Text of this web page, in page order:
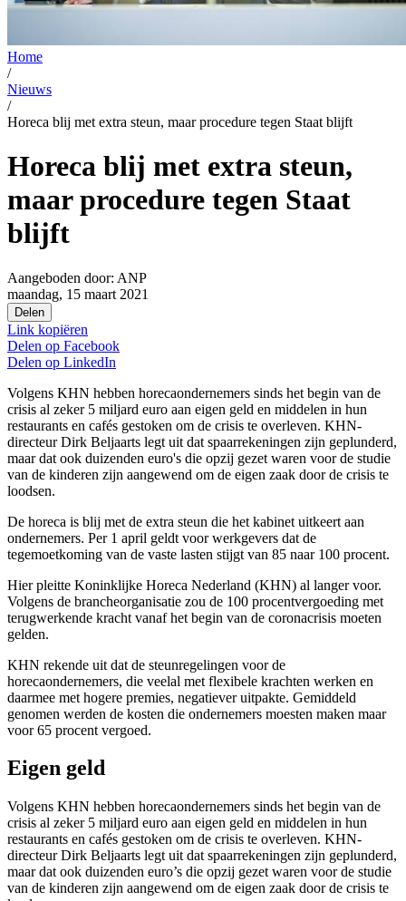
Home
/
Nieuws
/
Horeca blij met extra steun, maar procedure tegen Staat blijft
Horeca blij met extra steun,
maar procedure tegen Staat
blijft
Aangeboden door: ANP
maandag, 15 maart 2021
Delen
Link kopiëren
Delen op Facebook
Delen op LinkedIn
Volgens KHN hebben horecaondernemers sinds het begin van de
crisis al zeker 5 miljard euro aan eigen geld en middelen in hun
restaurants en cafés gestoken om de crisis te overleven. KHN-
directeur Dirk Beljaarts legt uit dat spaarrekeningen zijn geplunderd,
maar dat ook duizenden euro's die opzij gezet waren voor de studie
van de kinderen zijn aangewend om de eigen zaak door de crisis te
loodsen.
De horeca is blij met de extra steun die het kabinet uitkeert aan
ondernemers. Per 1 april geldt voor werkgevers dat de
tegemoetkoming van de vaste lasten stijgt van 85 naar 100 procent.
Hier pleitte Koninklijke Horeca Nederland (KHN) al langer voor.
Volgens de brancheorganisatie zou de 100 procentvergoeding met
terugwerkende kracht vanaf het begin van de coronacrisis moeten
gelden.
KHN rekende uit dat de steunregelingen voor de
horecaondernemers, die veelal met flexibele krachten werken en
daarmee met hogere premies, negatiever uitpakte. Gemiddeld
genomen werden de kosten die ondernemers moesten maken maar
voor 65 procent vergoed.
Eigen geld
Volgens KHN hebben horecaondernemers sinds het begin van de
crisis al zeker 5 miljard euro aan eigen geld en middelen in hun
restaurants en cafés gestoken om de crisis te overleven. KHN-
directeur Dirk Beljaarts legt uit dat spaarrekeningen zijn geplunderd,
maar dat ook duizenden euro’s die opzij gezet waren voor de studie
van de kinderen zijn aangewend om de eigen zaak door de crisis te